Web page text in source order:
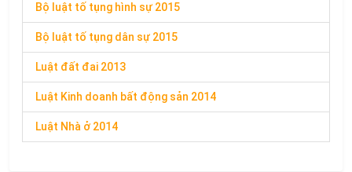
Bộ luật tố tụng hình sự 2015
Bộ luật tố tụng dân sự 2015
Luật đất đai 2013
Luật Kinh doanh bất động sản 2014
Luật Nhà ở 2014